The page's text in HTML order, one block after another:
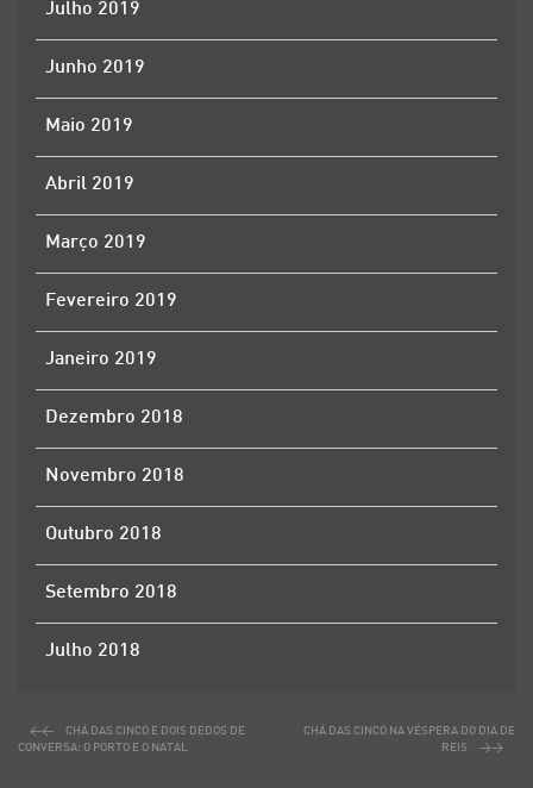
Julho 2019
Junho 2019
Maio 2019
Abril 2019
Março 2019
Fevereiro 2019
Janeiro 2019
Dezembro 2018
Novembro 2018
Outubro 2018
Setembro 2018
Julho 2018
CHÁ DAS CINCO E DOIS DEDOS DE
CONVERSA: O PORTO E O NATAL
CHÁ DAS CINCO NA VÉSPERA DO DIA DE
REIS